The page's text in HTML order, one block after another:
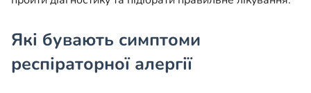
Які бувають симптоми
респіраторної алергії